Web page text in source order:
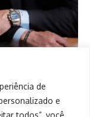
de
e
todos”, você